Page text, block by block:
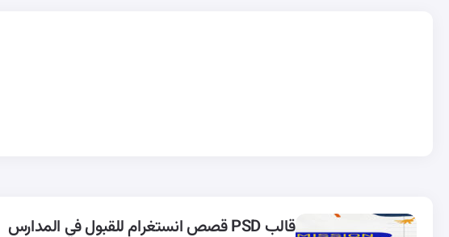
قالب PSD قصص انستغرام للقبول في المدارس